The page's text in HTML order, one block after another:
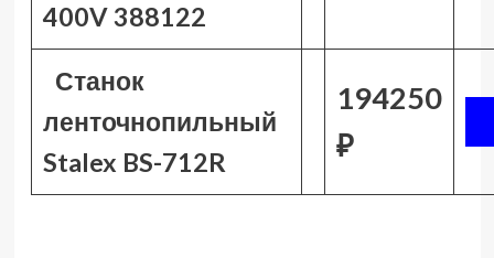
400V 388122
Станок
ленточнопильный
Stalex BS-712R
194250
₽